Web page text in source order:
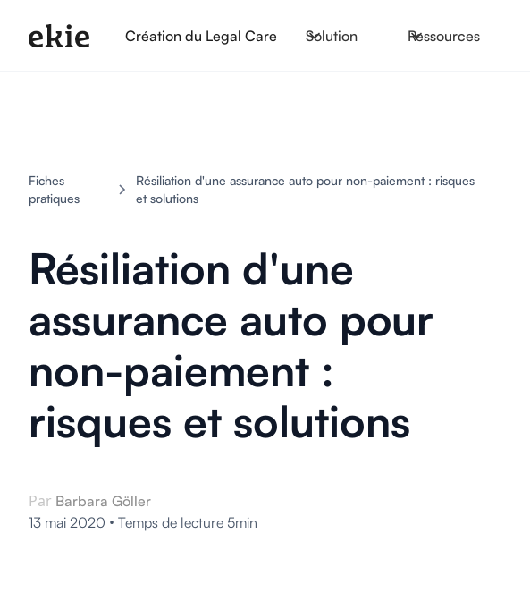
Création du Legal Care Solution Ressources
Fiches
pratiques
Résiliation d'une assurance auto pour non-paiement : risques
et solutions
Résiliation d'une
assurance auto pour
non-paiement :
risques et solutions
Par Barbara Göller
13 mai 2020 • Temps de lecture 5min